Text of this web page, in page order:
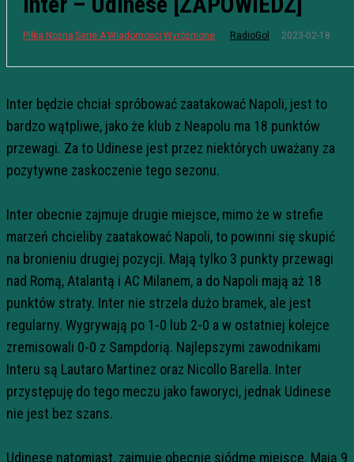
Piłka Nożna Serie AWiadomości Wyróżnione RadioGol 2023-02-18
Inter będzie chciał spróbować zaatakować Napoli, jest to
bardzo wątpliwe, jako że klub z Neapolu ma 18 punktów
przewagi. Za to Udinese jest przez niektórych uważany za
pozytywne zaskoczenie tego sezonu.
Inter obecnie zajmuje drugie miejsce, mimo że w strefie
marzeń chcieliby zaatakować Napoli, to powinni się skupić
na bronieniu drugiej pozycji. Mają tylko 3 punkty przewagi
nad Romą, Atalantą i AC Milanem, a do Napoli mają aż 18
punktów straty. Inter nie strzela dużo bramek, ale jest
regularny. Wygrywają po 1-0 lub 2-0 a w ostatniej kolejce
zremisowali 0-0 z Sampdorią. Najlepszymi zawodnikami
Interu są Lautaro Martinez oraz Nicollo Barella. Inter
przystępuję do tego meczu jako faworyci, jednak Udinese
nie jest bez szans.
Udinese natomiast, zajmuje obecnie siódme miejsce. Mają 9